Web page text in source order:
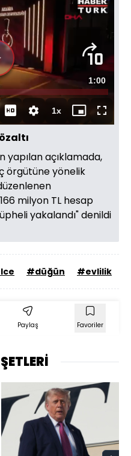
Toplam
Süre
1:00
1xOynatma
Hızı
Mini
oynatıcı
Tam
Ekran
yapılan açıklamada,
örgütüne yönelik
milyon TL hesap
yakalandı" denildi
#düğün #evlilik
Paylaş Favoriler